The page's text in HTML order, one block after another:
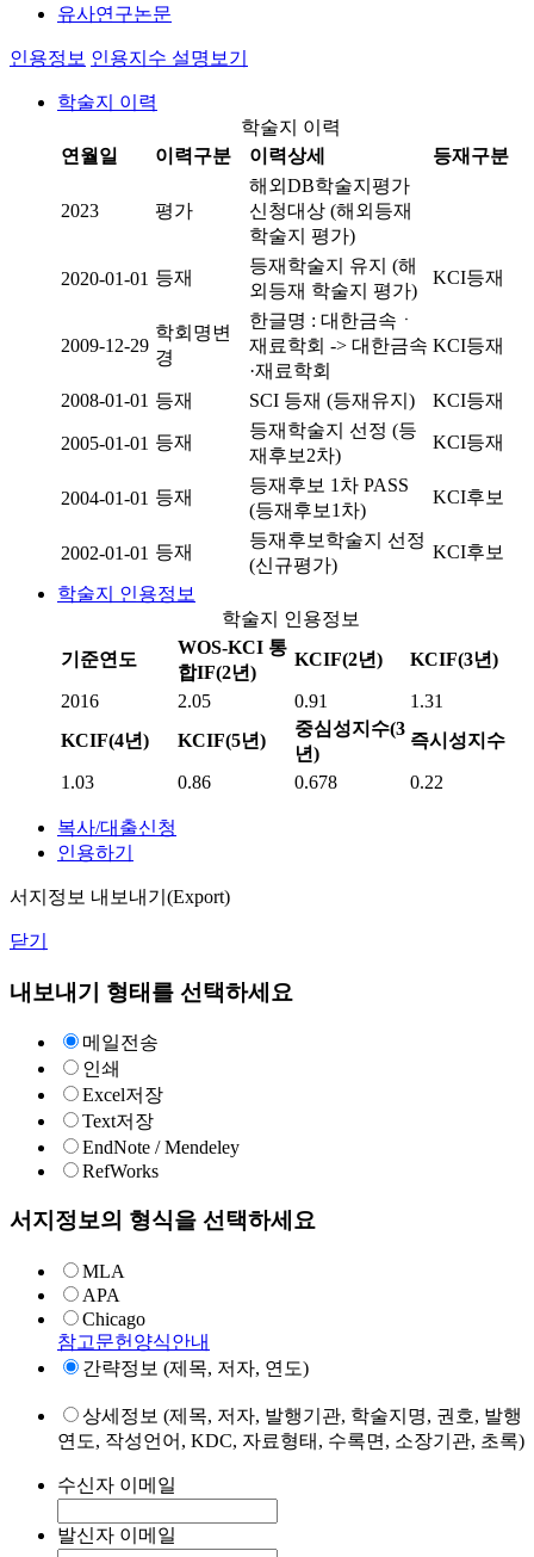
유사연구논문
인용정보 인용지수 설명보기
학술지 이력
학술지 이력
연월일
이력구분 이력상세 등재구분
2023 평가
해외DB학술지평가
신청대상 (해외등재
학술지 평가)
2020-01-01 등재
등재학술지 유지 (해
외등재 학술지 평가)
KCI등재
2009-12-29
학회명변
경
한글명 : 대한금속ㆍ
재료학회 -> 대한금속
·재료학회
KCI등재
2008-01-01 등재 SCI 등재 (등재유지) KCI등재
2005-01-01 등재
등재학술지 선정 (등
재후보2차)
KCI등재
2004-01-01 등재
등재후보 1차 PASS
(등재후보1차)
KCI후보
2002-01-01 등재
등재후보학술지 선정
(신규평가)
KCI후보
학술지 인용정보
학술지 인용정보
기준연도
WOS-KCI 통
합IF(2년)
KCIF(2년) KCIF(3년)
2016 2.05 0.91
1.31
KCIF(4년)
KCIF(5년)
중심성지수(3
년)
즉시성지수
1.03 0.86 0.678 0.22
복사/대출신청
인용하기
서지정보 내보내기(Export)
닫기
내보내기 형태를 선택하세요
메일전송
인쇄
Excel저장
Text저장
EndNote / Mendeley
RefWorks
서지정보의 형식을 선택하세요
MLA
APA
Chicago
참고문헌양식안내
간략정보 (제목, 저자, 연도)
상세정보 (제목, 저자, 발행기관, 학술지명, 권호, 발행
연도, 작성언어, KDC, 자료형태, 수록면, 소장기관, 초록)
수신자 이메일
발신자 이메일